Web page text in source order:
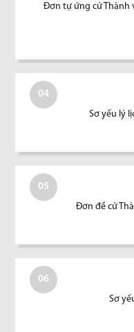
Đơn tự ứng cử Thành
04
Sơ yếu lý
05
Đơn đề cử
06
Sơ